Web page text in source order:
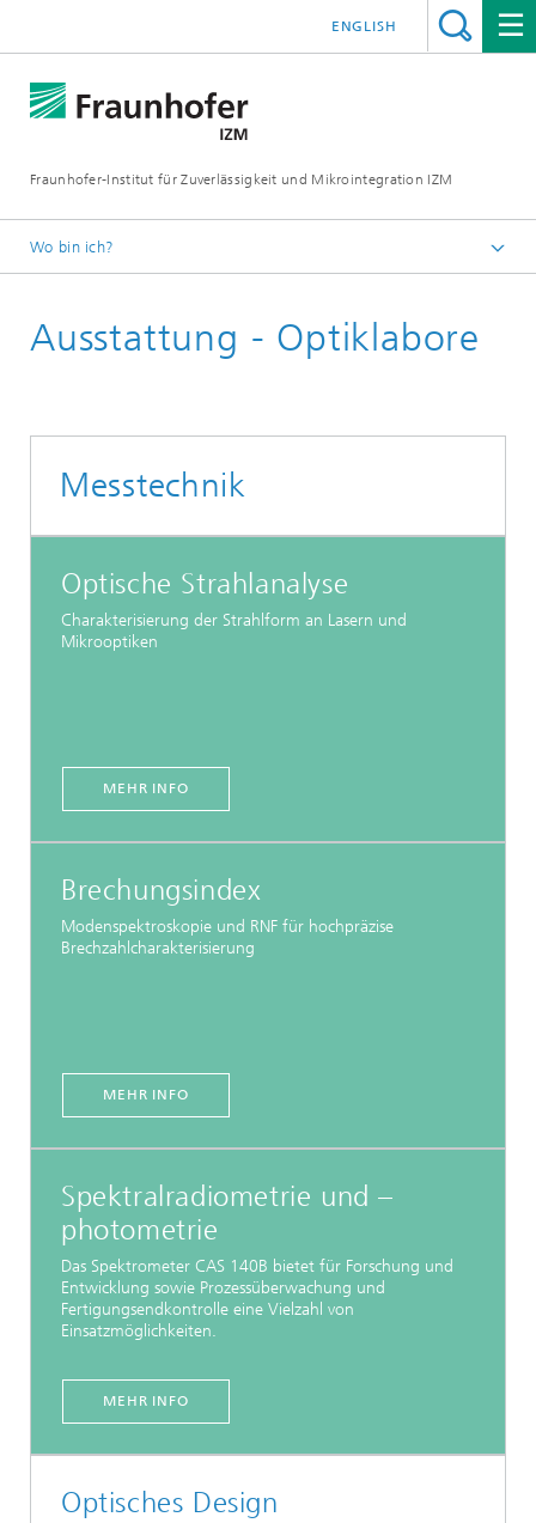
Fraunhofer-Institut für Zuverlässigkeit und Mikrointegration IZM
ENGLISH
Wo bin ich?
Abteilungen
Ausstattung - Optiklabore
Messtechnik
Optische Strahlanalyse
Charakterisierung der Strahlform an Lasern und
Mikrooptiken
MEHR INFO
Brechungsindex
Modenspektroskopie und RNF für hochpräzise
Brechzahlcharakterisierung
MEHR INFO
Spektralradiometrie und –
photometrie
Das Spektrometer CAS 140B bietet für Forschung und
Entwicklung sowie Prozessüberwachung und
Fertigungsendkontrolle eine Vielzahl von
Einsatzmöglichkeiten.
MEHR INFO
Optisches Design